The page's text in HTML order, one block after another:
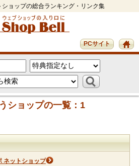
ョップの総合ランキング・リンク集
PCサイト
ショップの一覧：1
ネットショップ